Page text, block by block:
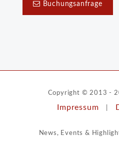
Buchungsanfrage
Copyright © 2013 -
Impressum
News, Events &